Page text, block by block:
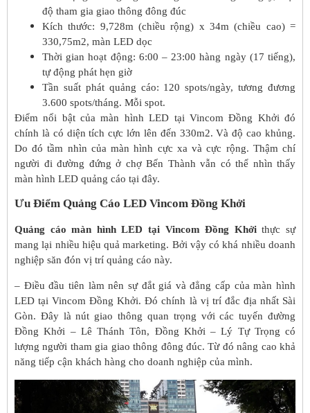
độ tham gia giao thông đông đúc
Kích thước: 9,728m (chiều rộng) x 34m (chiều cao) =
330,75m2, màn LED dọc
Thời gian hoạt động: 6:00 – 23:00 hàng ngày (17 tiếng),
tự động phát hẹn giờ
Tần suất phát quảng cáo: 120 spots/ngày, tương đương
3.600 spots/tháng. Mỗi spot.
Điểm nổi bật của màn hình LED tại Vincom Đồng Khởi đó
chính là có diện tích cực lớn lên đến 330m2. Và độ cao khủng.
Do đó tầm nhìn của màn hình cực xa và cực rộng. Thậm chí
người đi đường đứng ở chợ Bến Thành vẫn có thể nhìn thấy
màn hình LED quảng cáo tại đây.
Ưu Điểm Quảng Cáo LED Vincom Đồng Khởi
Quảng cáo màn hình LED tại Vincom Đồng Khởithực sự
mang lại nhiều hiệu quả marketing. Bởi vậy có khá nhiều doanh
nghiệp săn đón vị trí quảng cáo này.
– Điều đầu tiên làm nên sự đắt giá và đẳng cấp của màn hình
LED tại Vincom Đồng Khởi. Đó chính là vị trí đắc địa nhất Sài
Gòn. Đây là nút giao thông quan trọng với các tuyến đường
Đồng Khởi – Lê Thánh Tôn, Đồng Khởi – Lý Tự Trọng có
lượng người tham gia giao thông đông đúc. Từ đó nâng cao khả
năng tiếp cận khách hàng cho doanh nghiệp của mình.